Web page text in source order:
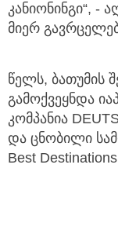
კანიონინგი“, -
მიერ
წელს, ბათუმის
გამოქვეყნდა
კომპანია
და ცნობილი
Best Destinations